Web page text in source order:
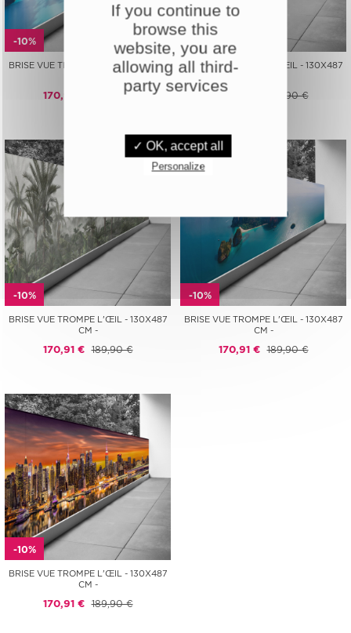
-10%
BRISE VUE TROMPE L'ŒIL - 130X487
170,91 € 189,90 €
BRISE VUE TROMPE L'ŒIL - 130X487
170,91 € 189,90 €
-10%
BRISE VUE TROMPE L'ŒIL - 130X487
CM -
170,91 € 189,90 €
-10%
BRISE VUE TROMPE L'ŒIL - 130X487
CM -
170,91 € 189,90 €
-10%
BRISE VUE TROMPE L'ŒIL - 130X487
CM -
170,91 € 189,90 €
If you continue to
browse this
website, you are
allowing all third-
party services
✓ OK, accept all
Personalize